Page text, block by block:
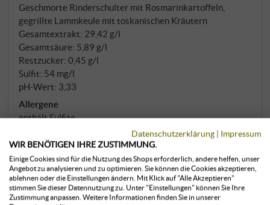
Geschmorte Rinderschulter mit Rosmarinkartoffeln,
gegrillte Lammkeule mit toskanischen Kräutern
Gesamtextrakt: 29,42 g/l
Gesamtsäure: 5,89 g/l
Restzucker: 0,45 g/l
Sulfit: 54 mg/l
pH-Wert: 3,33
Allergene
enthält Sulfite
MEHR ERFAHREN
klimatisiert gelagert
0,75 l · 52,00 €/l·inkl. USt, zzgl.Versand sofort verfügbar
Datenschutzerklärung | Impressum
WIR BENÖTIGEN IHRE ZUSTIMMUNG.
Einige Cookies sind für die Nutzung des Shops erforderlich, andere helfen, unser
Angebot zu analysieren und zu optimieren. Sie können die Cookies akzeptieren,
ablehnen oder die Einstellungen ändern. Mit Klick auf "Alle Akzeptieren"
stimmen Sie dieser Datennutzung zu. Unter "Einstellungen" können Sie Ihre
Zustimmung anpassen. Weitere Informationen finden Sie in unserer